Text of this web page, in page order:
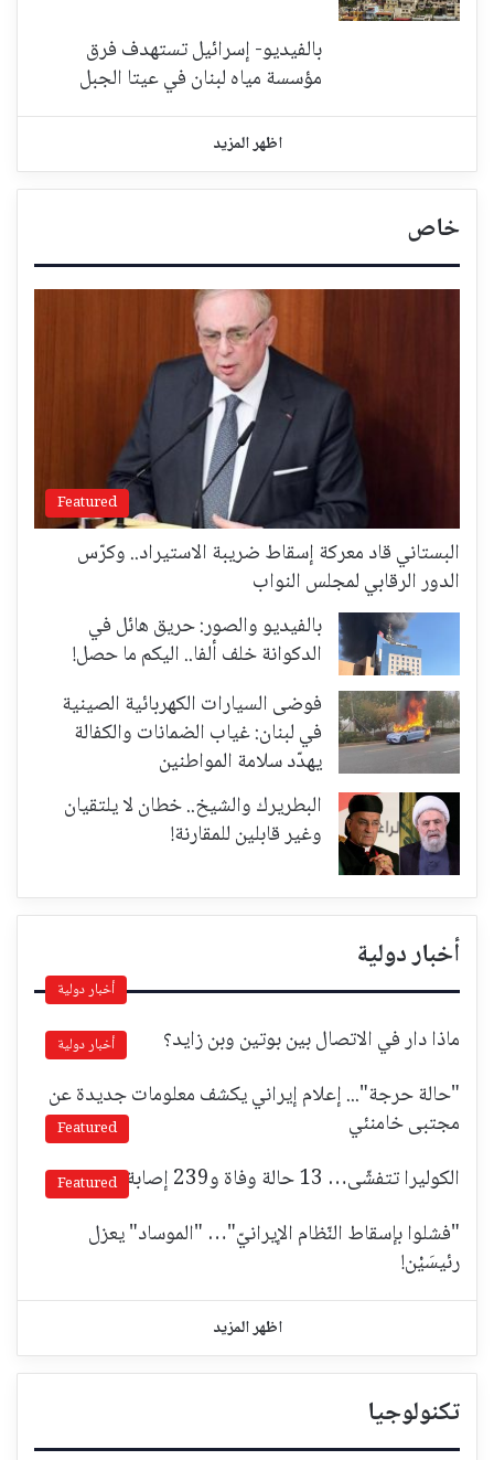
بالفيديو- إسرائيل تستهدف فرق
مؤسسة مياه لبنان في عيتا الجبل
اظهر المزيد
خاص
Featured
البستاني قاد معركة إسقاط ضريبة الاستيراد.. وكرّس
الدور الرقابي لمجلس النواب
بالفيديو والصور: حريق هائل في
الدكوانة خلف ألفا.. اليكم ما حصل!
فوضى السيارات الكهربائية الصينية
في لبنان: غياب الضمانات والكفالة
يهدّد سلامة المواطنين
البطريرك والشيخ.. خطان لا يلتقيان
وغير قابلين للمقارنة!
أخبار دولية
أخبار دولية
ماذا دار في الاتصال بين بوتين وبن زايد؟ أخبار دولية
"حالة حرجة"... إعلام إيراني يكشف معلومات جديدة عن
مجتبى خامنئي
Featured
الكوليرا تتفشّى… 13 حالة وفاة و239 إصابة! Featured
"فشلوا بإسقاط النّظام الإيرانيّ"… "الموساد" يعزل
رئيسَيْن!
اظهر المزيد
تكنولوجيا